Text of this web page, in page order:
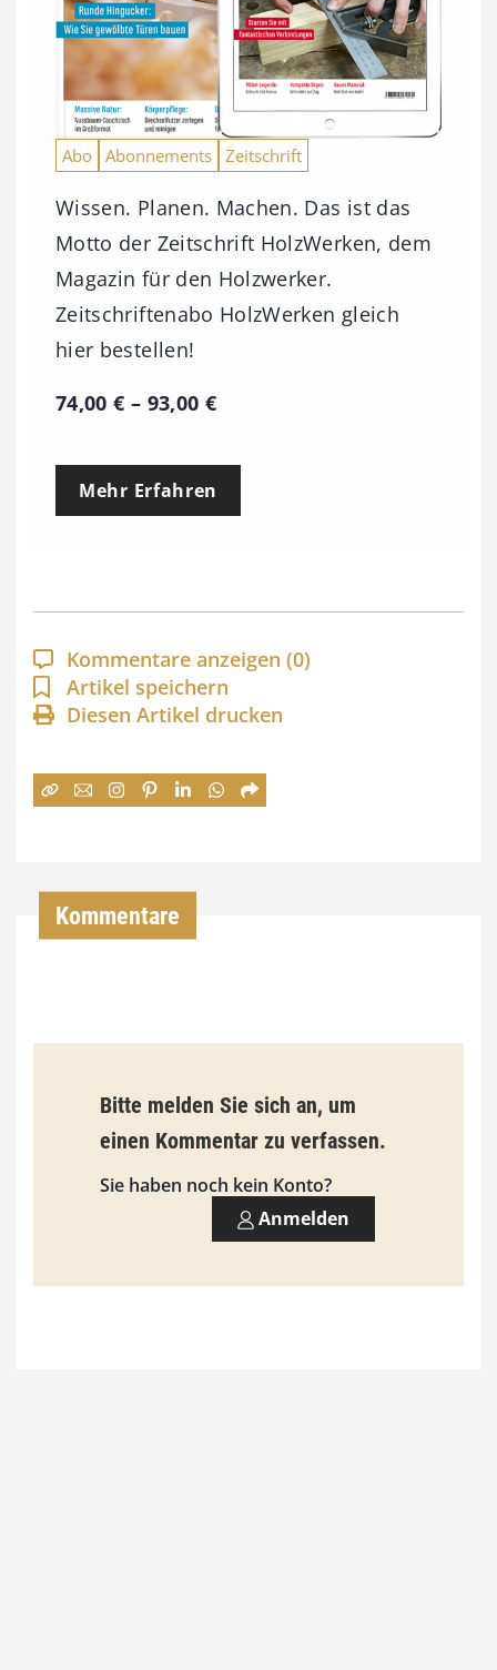
Abo Abonnements Zeitschrift
Wissen. Planen. Machen. Das ist das
Motto der Zeitschrift HolzWerken, dem
Magazin für den Holzwerker.
Zeitschriftenabo HolzWerken gleich
hier bestellen!
74,00€ – 93,00 €P
e
p
a
n
n
:
€
i
s
9
0
Mehr Erfahren
Kommentare anzeigen (0)
Artikel speichern
Diesen Artikel drucken
Kommentare
Bitte melden Sie sich an, um
einen Kommentar zu verfassen.
Sie haben noch kein Konto?
Anmelden